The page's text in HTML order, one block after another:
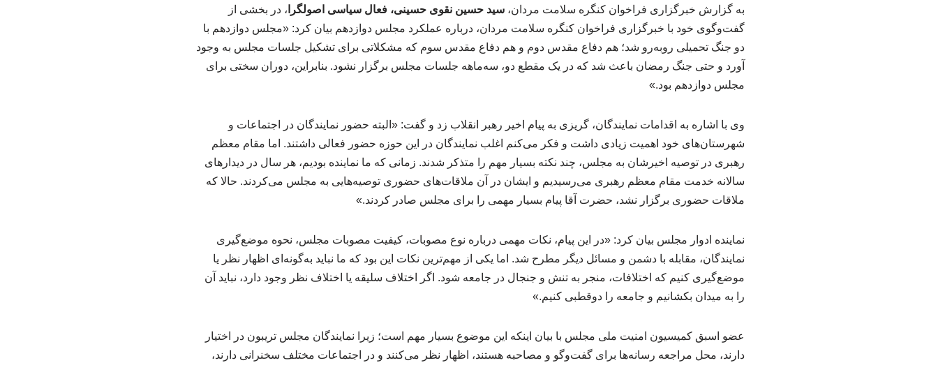
به گزارش خبرگزاری فراخوان کنگره سلامت مردان،سید حسین نقوی حسینی، فعال سیاسی اصولگرا ، در بخشی از
گفت‌وگوی خود با خبرگزاری فراخوان کنگره سلامت مردان، درباره عملکرد مجلس دوازدهم بیان کرد: «مجلس دوازدهم با
دو جنگ تحمیلی روبه‌رو شد؛ هم دفاع مقدس دوم و هم دفاع مقدس سوم که مشکلاتی برای تشکیل جلسات مجلس به وجود
آورد و حتی جنگ رمضان باعث شد که در یک مقطع دو، سه‌ماهه جلسات مجلس برگزار نشود. بنابراین، دوران سختی برای
مجلس دوازدهم بود.»
وی با اشاره به اقدامات نمایندگان، گریزی به پیام اخیر رهبر انقلاب زد و گفت: «البته حضور نمایندگان در اجتماعات و
شهرستان‌های خود اهمیت زیادی داشت و فکر می‌کنم اغلب نمایندگان در این حوزه حضور فعالی داشتند. اما مقام معظم
رهبری در توصیه اخیرشان به مجلس، چند نکته بسیار مهم را متذکر شدند. زمانی که ما نماینده بودیم، هر سال در دیدارهای
سالانه خدمت مقام معظم رهبری می‌رسیدیم و ایشان در آن ملاقات‌های حضوری توصیه‌هایی به مجلس می‌کردند. حالا که
ملاقات حضوری برگزار نشد، حضرت آقا پیام بسیار مهمی را برای مجلس صادر کردند.»
نماینده ادوار مجلس بیان کرد: «در این پیام، نکات مهمی درباره نوع مصوبات، کیفیت مصوبات مجلس، نحوه موضع‌گیری
نمایندگان، مقابله با دشمن و مسائل دیگر مطرح شد. اما یکی از مهم‌ترین نکات این بود که ما نباید به‌گونه‌ای اظهار نظر یا
موضع‌گیری کنیم که اختلافات، منجر به تنش و جنجال در جامعه شود. اگر اختلاف سلیقه یا اختلاف نظر وجود دارد، نباید آن
را به میدان بکشانیم و جامعه را دوقطبی کنیم.»
عضو اسبق کمیسیون امنیت ملی مجلس با بیان اینکه این موضوع بسیار مهم است؛ زیرا نمایندگان مجلس تریبون در اختیار
دارند، محل مراجعه رسانه‌ها برای گفت‌وگو و مصاحبه هستند، اظهار نظر می‌کنند و در اجتماعات مختلف سخنرانی دارند،